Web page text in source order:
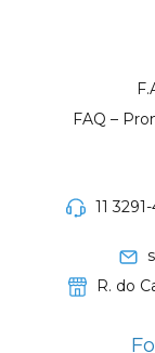
FAQ –
11
R. do